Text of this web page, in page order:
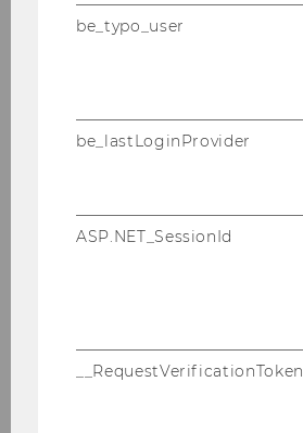
be_typo_user
be_lastLoginProvider
ASP.NET_SessionId
__RequestVerificationToken